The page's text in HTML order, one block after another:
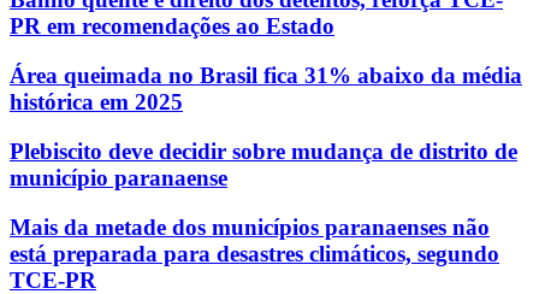
PR em recomendações ao Estado
Área queimada no Brasil fica 31% abaixo da média
histórica em 2025
Plebiscito deve decidir sobre mudança de distrito de
município paranaense
Mais da metade dos municípios paranaenses não
está preparada para desastres climáticos, segundo
TCE-PR